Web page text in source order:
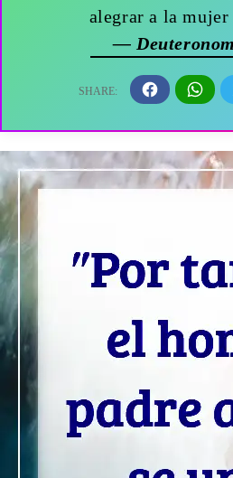
alegrar a la mujer
—